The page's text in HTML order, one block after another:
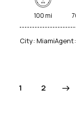
100 mi
City: MiamiAgent:
1 2